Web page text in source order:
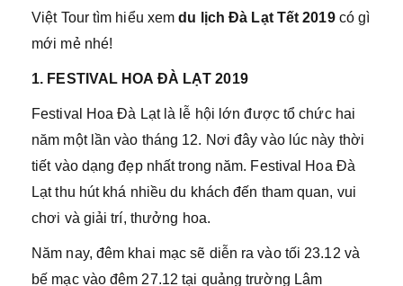
Việt Tour tìm hiểu xemdu lịch Đà Lạt Tết 2019có gì
mới mẻ nhé!
1. FESTIVAL HOA ĐÀ LẠT 2019
Festival Hoa Đà Lạt là lễ hội lớn được tổ chức hai
năm một lần vào tháng 12. Nơi đây vào lúc này thời
tiết vào dạng đẹp nhất trong năm. Festival Hoa Đà
Lạt thu hút khá nhiều du khách đến tham quan, vui
chơi và giải trí, thưởng hoa.
Năm nay, đêm khai mạc sẽ diễn ra vào tối 23.12 và
bế mạc vào đêm 27.12 tại quảng trường Lâm